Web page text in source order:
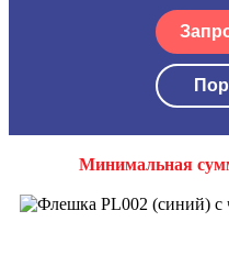
Минимальная